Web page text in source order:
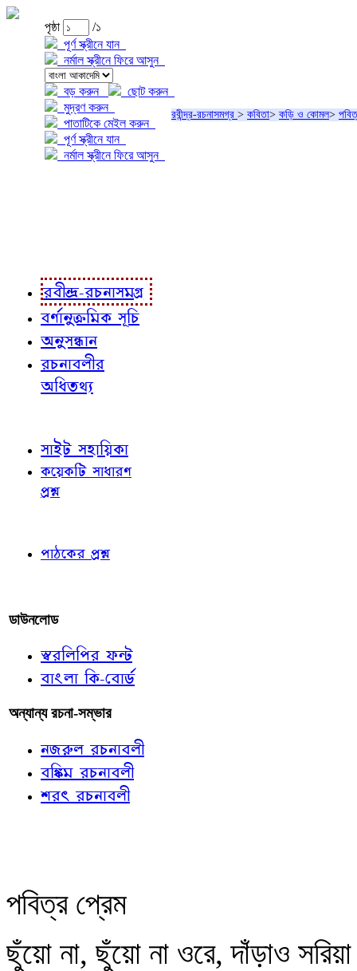
পৃষ্ঠা
/১
পূর্ণ স্ক্রীনে যান
নর্মাল স্ক্রীনে ফিরে আসুন
বড় করুন
ছোট করুন
মুদ্রণ করুন
পাতাটিকে মেইল করুন
পূর্ণ স্ক্রীনে যান
নর্মাল স্ক্রীনে ফিরে আসুন
রবীন্দ্র-রচনাসমগ্র > কবিতা> কড়ি ও কোমল>
রবীন্দ্র-রচনাসমগ্র
বর্ণানুক্রমিক সূচি
অনুসন্ধান
রচনাবলীর
অধিতথ্য
সাইট সহায়িকা
কয়েকটি সাধারণ
প্রশ্ন
পাঠকের প্রশ্ন
ডাউনলোড
স্বরলিপির ফন্ট
বাংলা কি-বোর্ড
অন্যান্য রচনা-সম্ভার
নজরুল রচনাবলী
বঙ্কিম রচনাবলী
শরৎ রচনাবলী
পবিত্র প্রেম
ছুঁয়ো না, ছুঁয়ো না ওরে, দাঁড়াও